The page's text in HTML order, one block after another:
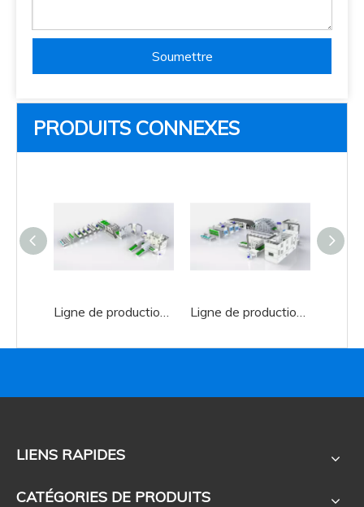
Soumettre
PRODUITS CONNEXES
LIENS RAPIDES
CATÉGORIES DE PRODUITS